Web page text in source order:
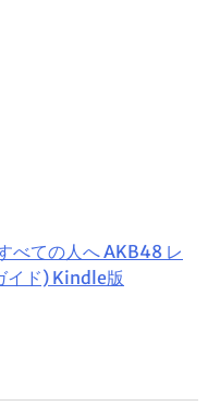
べての人へ AKB48 レ
イド) Kindle版